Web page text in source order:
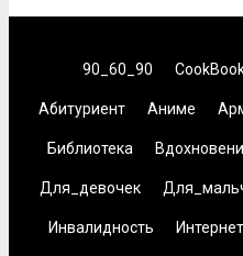
90_60_90
Абитуриент Аниме
Библиотека
Для_девочек
Инвалидность Интернет